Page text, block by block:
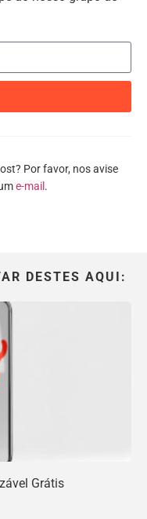
Por favor, nos avise
e-mail .
DESTES AQUI:
Grátis